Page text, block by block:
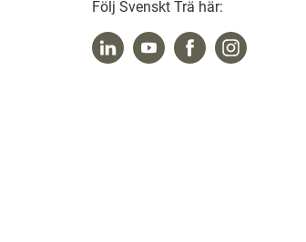
Följ Svenskt Trä här: